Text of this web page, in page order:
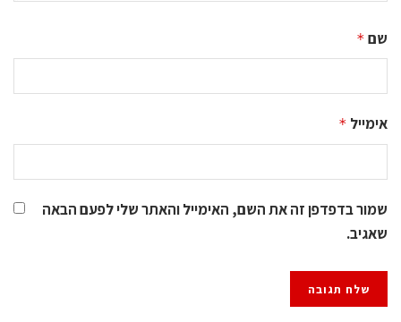
שם *
אימייל *
שמור בדפדפן זה את השם, האימייל והאתר שלי לפעם הבאה
שאגיב.